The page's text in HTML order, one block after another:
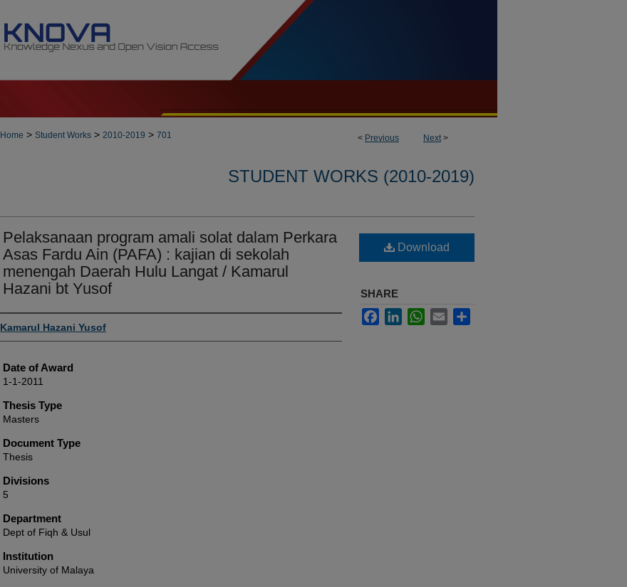
< Previous Next>
Home > Student Works > 2010-2019 > 701
STUDENT WORKS (2010-2019)
Pelaksanaan program amali solat dalam Perkara
Asas Fardu Ain (PAFA) : kajian di sekolah
menengah Daerah Hulu Langat / Kamarul
Hazani bt Yusof
Author
Kamarul Hazani Yusof
Date of Award
1-1-2011
Thesis Type
Masters
Document Type
Thesis
Divisions
5
Department
Dept of Fiqh & Usul
Institution
University of Malaya
Download
SHARE
FacebookLinkedInWhatsApp
Email